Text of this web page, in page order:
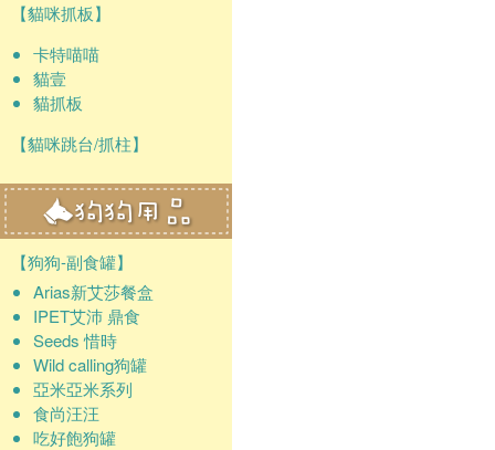
【貓咪抓板】
卡特喵喵
貓壹
貓抓板
【貓咪跳台/抓柱】
【狗狗-副食罐】
Arias新艾莎餐盒
IPET艾沛 鼎食
Seeds 惜時
Wild calling狗罐
亞米亞米系列
食尚汪汪
吃好飽狗罐